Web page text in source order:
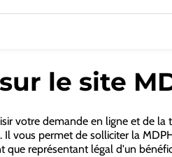
le site
votre demande en ligne et de
Il vous permet de solliciter la
que représentant légal d'un